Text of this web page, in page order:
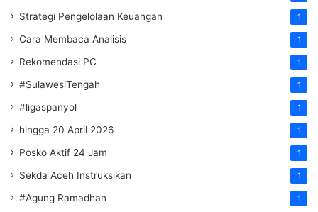
Strategi Pengelolaan Keuangan 1
Cara Membaca Analisis 1
Rekomendasi PC 1
#SulawesiTengah 1
#ligaspanyol 1
hingga 20 April 2026 1
Posko Aktif 24 Jam 1
Sekda Aceh Instruksikan 1
#Agung Ramadhan 1